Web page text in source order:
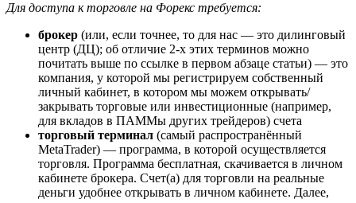
Для доступа к торговле на Форекс требуется:
брокер (или, если точнее, то для нас — это дилинговый
центр (ДЦ); об отличие 2-х этих терминов можно
почитать выше по ссылке в первом абзаце статьи) — это
компания, у которой мы регистрируем собственный
личный кабинет, в котором мы можем открывать/
закрывать торговые или инвестиционные (например,
для вкладов в ПАММы других трейдеров) счета
торговый терминал (самый распространённый
MetaTrader) — программа, в которой осуществляется
торговля. Программа бесплатная, скачивается в личном
кабинете брокера. Счет(а) для торговли на реальные
деньги удобнее открывать в личном кабинете. Далее,